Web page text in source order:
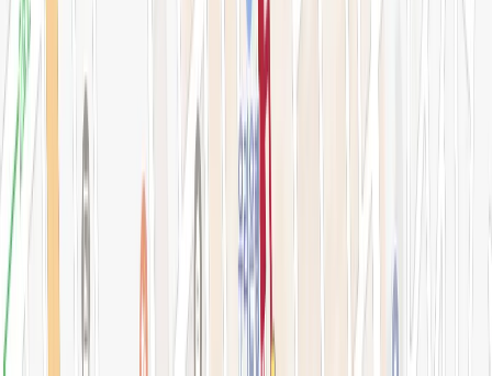
아비쥬 의원
간이예약창
강남점 본관
STEP 01. 시술 선택